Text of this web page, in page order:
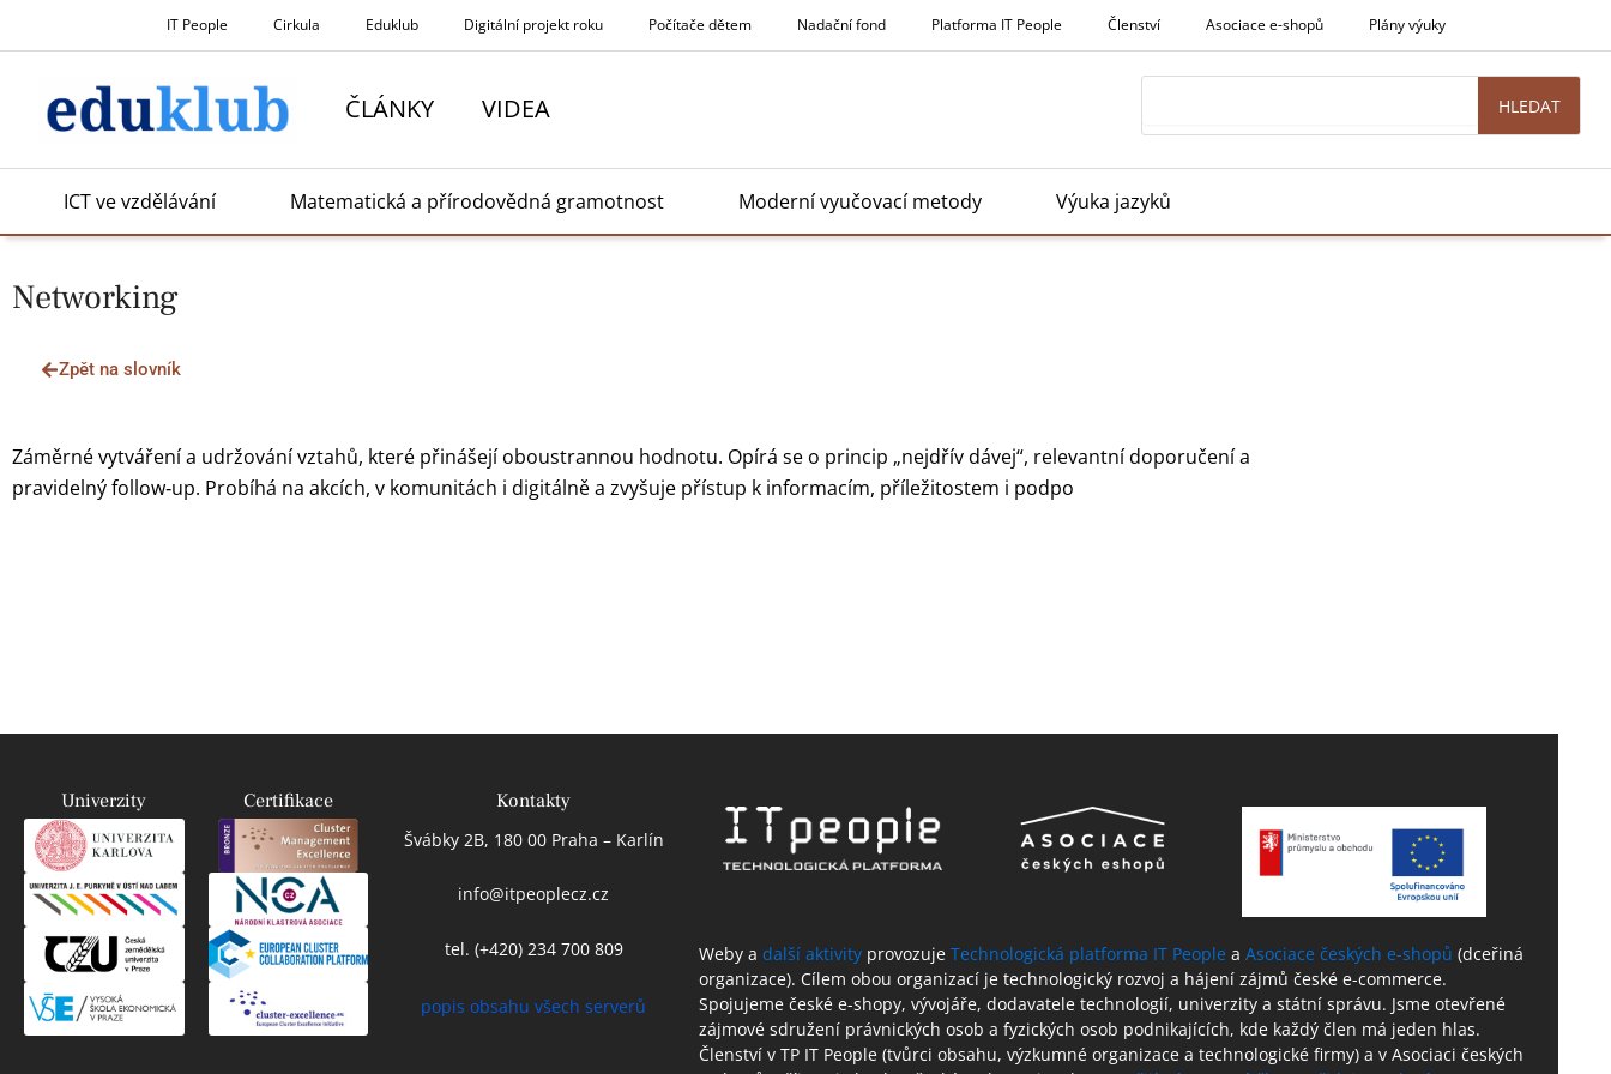
na
IT People Cirkula Eduklub Digitální projekt roku Počítače dětem Nadační fond Platforma IT People Členství Asociace e-shopů Plány výuky
ČLÁNKY VIDEA HLEDAT
ICT ve vzdělávání Matematická a přírodovědná gramotnost Moderní vyučovací metody Výuka jazyků
Networking
Zpět na slovník
Záměrné vytváření a udržování vztahů, které přinášejí oboustrannou hodnotu. Opírá se o princip „nejdřív dávej“, relevantní doporučení a
pravidelný follow‑up. Probíhá na akcích, v komunitách i digitálně a zvyšuje přístup k informacím, příležitostem i podpo
Univerzity Certifikace Kontakty
Švábky 2B, 180 00 Praha – Karlín
info@itpeoplecz.cz
tel. (+420) 234 700 809
popis obsahu všech serverů
Weby adalší aktivity provozujeTechnologická platforma IT People aAsociace českých e-shopů (dceřiná
organizace). Cílem obou organizací je technologický rozvoj a hájení zájmů české e-commerce.
Spojujeme české e-shopy, vývojáře, dodavatele technologií, univerzity a státní správu. Jsme otevřené
zájmové sdružení právnických osob a fyzických osob podnikajících, kde každý člen má jeden hlas.
Členství v TP IT People (tvůrci obsahu, výzkumné organizace a technologické firmy) a v Asociaci českých